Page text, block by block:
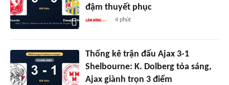
đậm thuyết phục
4 phút
Thống kê trận đấu Ajax 3-1
Shelbourne: K. Dolberg tỏa sáng,
Ajax giành trọn 3 điểm